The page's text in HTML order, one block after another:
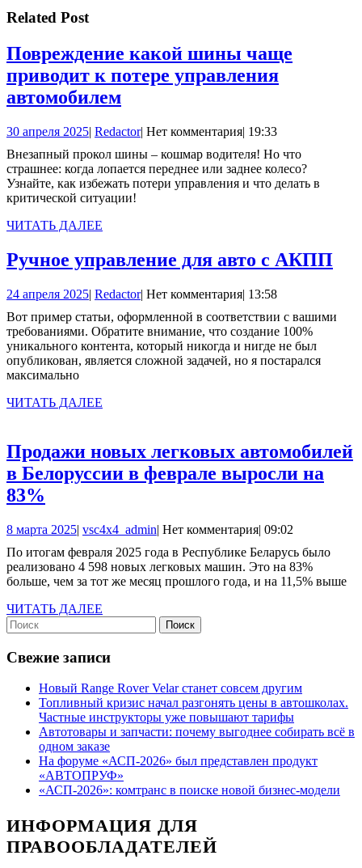
записям
Related Post
Повреждение какой шины чаще
приводит к потере управления
автомобилемПовреждение
шины
чаще
приводит
к
автомобилем
30 апреля 202530
2025
| RedactorRedactor
| Нет комментария| 19:33
Внезапный прокол шины – кошмар водителя! Но что
страшнее: когда лопается переднее или заднее колесо?
Узнайте, как избежать потери управления и что делать в
критической ситуации!
ЧИТАТЬ ДАЛЕЕ
Ручное управление для авто с АКПП
24 апреля 202524
2025
| RedactorRedactor
| Нет комментария| 13:58
Вот пример статьи, оформленной в соответствии с вашими
требованиями. Обратите внимание, что создание 100%
уникального контента, который никогда и нигде не был
опубликован, является сложной задачей, но я постарался
максимально
ЧИТАТЬ ДАЛЕЕ
Продажи новых легковых автомобилей
в Белоруссии в феврале выросли на
83%
легковых
автомобилей
в
Белоруссии
выросли
на
83%
8 марта 20258
2025
| vsc4x4_adminvsc4x4_admin
| Нет комментария| 09:02
По итогам февраля 2025 года в Республике Беларусь было
реализовано 4 598 новых легковых машин. Это на 83%
больше, чем за тот же месяц прошлого года, и на 11,5% выше
ЧИТАТЬ ДАЛЕЕ
Найти:
Свежие записи
Новый Range Rover Velar станет совсем другим
Топливный кризис начал разгонять цены в автошколах.
Частные инструкторы уже повышают тарифы
Автотовары и запчасти: почему выгоднее собирать всё в
одном заказе
На форуме «АСП-2026» был представлен продукт
«АВТОПРУФ»
«АСП-2026»: комтранс в поиске новой бизнес-модели
ИНФОРМАЦИЯ ДЛЯ
ПРАВООБЛАДАТЕЛЕЙ